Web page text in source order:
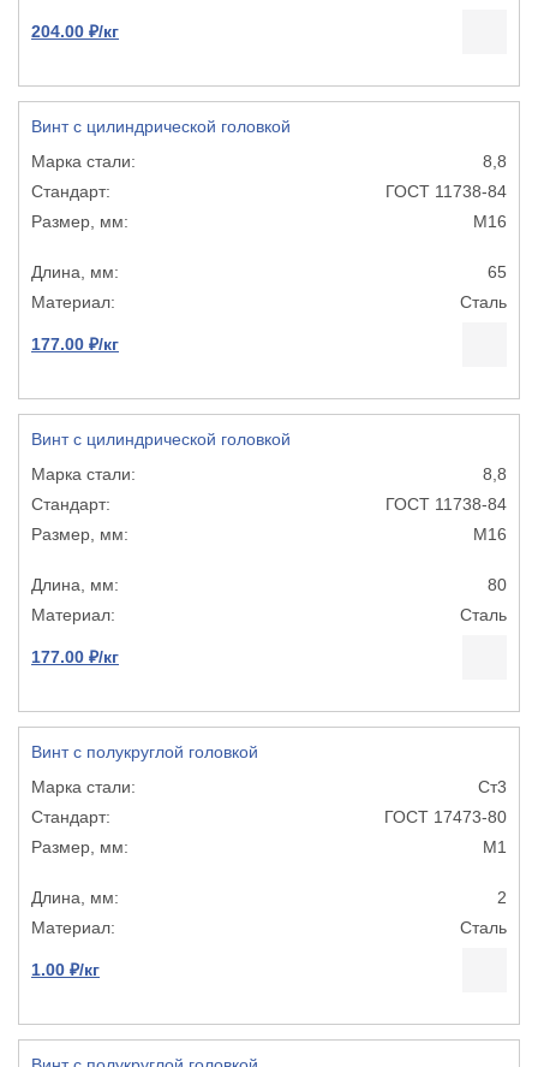
204.00 ₽/кг
Винт с цилиндрической головкой
8,8
ГОСТ 11738-84
М16
65
Сталь
177.00 ₽/кг
Винт с цилиндрической головкой
8,8
ГОСТ 11738-84
М16
80
Сталь
177.00 ₽/кг
Винт с полукруглой головкой
Ст3
ГОСТ 17473-80
М1
2
Сталь
1.00 ₽/кг